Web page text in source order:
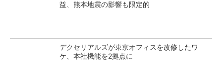
益、熊本地震の影響も限定的
デクセリアルズが東京オフィスを改修したワ
ケ、本社機能を2拠点に